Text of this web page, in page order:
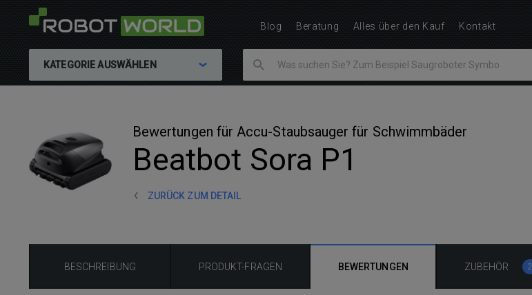
KATEGORIE AUSWÄHLEN
Bewertungen für Accu-Staubsauger für Schwimmbäder
Beatbot Sora P1
ZURÜCK ZUM DETAIL
BESCHREIBUNG PRODUKT-FRAGEN BEWERTUNGEN ZUBEHÖR 2
Blog Beratung Alles über den Kauf Kontakt